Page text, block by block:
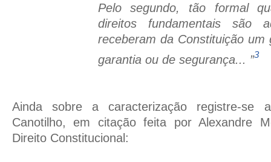
Pelo segundo, tão formal
direitos fundamentais são
receberam da Constituição um
garantia ou de segurança... ”3
Ainda sobre a caracterização registre-se
Canotilho, em citação feita por Alexandre
Direito Constitucional: